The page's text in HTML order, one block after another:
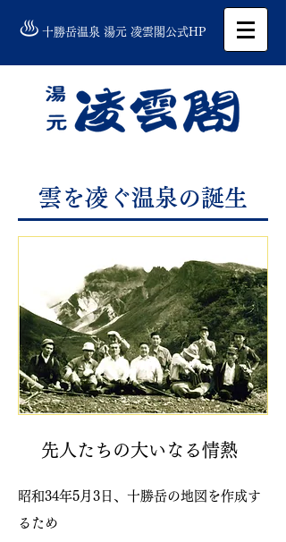
​​十勝岳温泉 湯元 凌雲閣公式HP
雲を凌ぐ温泉の誕生
先人たちの大いなる情熱
昭和34年5月3日、十勝岳の地図を作成す
るため